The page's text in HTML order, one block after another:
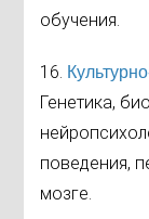
обучения.
16.
Генетика,
поведения,
мозге.